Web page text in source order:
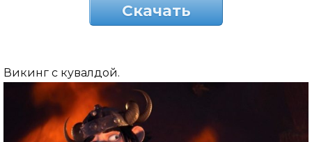
Скачать
Викинг с кувалдой.